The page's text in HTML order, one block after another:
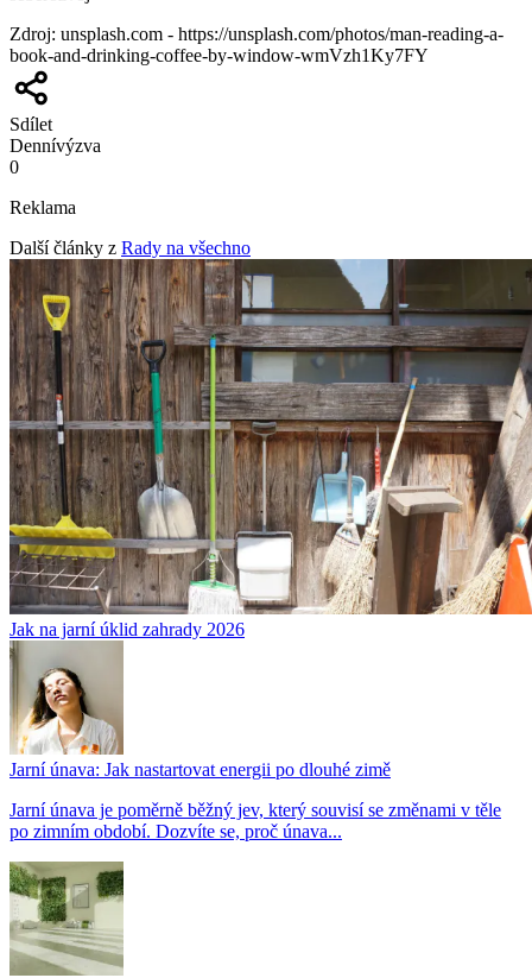
Zdroj: unsplash.com - https://unsplash.com/photos/man-reading-a-
book-and-drinking-coffee-by-window-wmVzh1Ky7FY
Sdílet
Dennívýzva
0
Reklama
Další články z Rady na všechno
Jak na jarní úklid zahrady 2026
Jarní únava: Jak nastartovat energii po dlouhé zimě
Jarní únava je poměrně běžný jev, který souvisí se změnami v těle
po zimním období. Dozvíte se, proč únava...